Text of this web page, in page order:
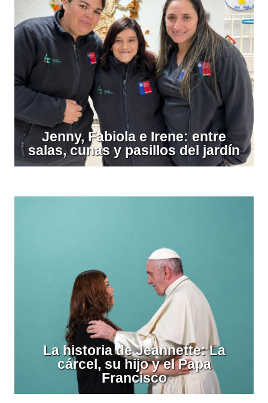
Jenny, Fabiola e Irene: entre
salas, cunas y pasillos del jardín
La historia de Jeannette: La
cárcel, su hijo y el Papa
Francisco